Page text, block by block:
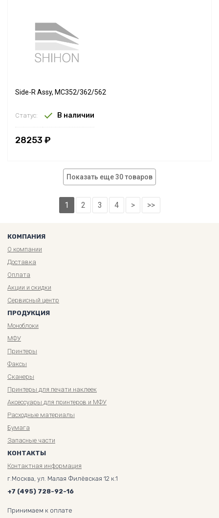
Side-R Assy, MC352/362/562
Статус: В наличии
28253 ₽
Показать еще 30 товаров
1 2 3 4 > >>
КОМПАНИЯ
О компании
Доставка
Оплата
Акции и скидки
Сервисный центр
ПРОДУКЦИЯ
Моноблоки
МФУ
Принтеры
Факсы
Сканеры
Принтеры для печати наклеек
Аксессуары для принтеров и МФУ
Расходные материалы
Бумага
Запасные части
КОНТАКТЫ
Контактная информация
г.Москва, ул. Малая Филёвская 12 к.1
+7 (495) 728-92-16
Принимаем к оплате